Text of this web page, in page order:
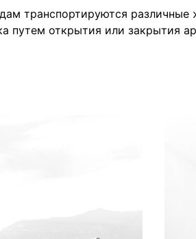
транспортируются
путем открытия или закрытия